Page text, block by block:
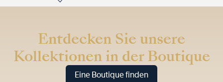
Entdecken Sie unsere
Kollektionen in der Boutique
Eine Boutique finden